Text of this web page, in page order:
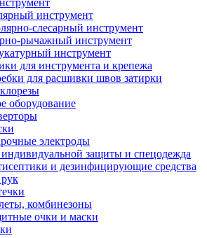
инструмент
слесарный инструмент
рычажный инструмент
инструмент
для инструмента и крепежа
для расшивки швов затирки
оборудование
электроды
индивидуальной защиты и спецодежда
и дезинфицирующие средства
комбинезоны
очки и маски